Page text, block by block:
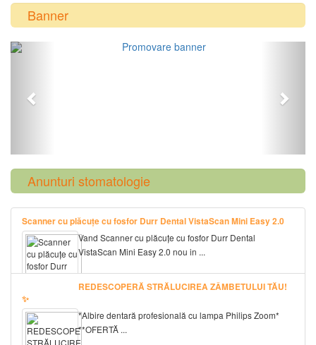
Banner
Anunturi stomatologie
Scanner cu plăcuțe cu fosfor Durr Dental VistaScan Mini Easy 2.0
Vand Scanner cu plăcuțe cu fosfor Durr Dental
VistaScan Mini Easy 2.0 nou in ...
REDESCOPERĂ STRĂLUCIREA ZÂMBETULUI TĂU!
✨
*Albire dentară profesională cu lampa Philips Zoom*
**OFERTĂ ...